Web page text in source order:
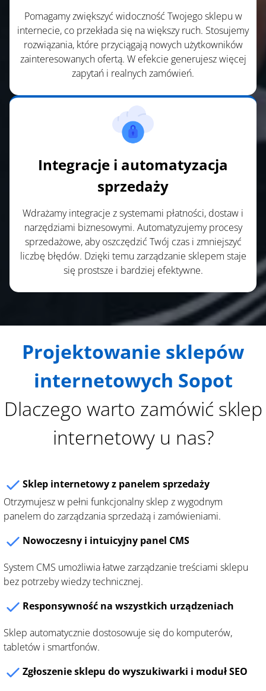
Pomagamy zwiększyć widoczność Twojego sklepu w
internecie, co przekłada się na większy ruch. Stosujemy
rozwiązania, które przyciągają nowych użytkowników
zainteresowanych ofertą. W efekcie generujesz więcej
zapytań i realnych zamówień.
Integracje i automatyzacja
sprzedaży
Wdrażamy integracje z systemami płatności, dostaw i
narzędziami biznesowymi. Automatyzujemy procesy
sprzedażowe, aby oszczędzić Twój czas i zmniejszyć
liczbę błędów. Dzięki temu zarządzanie sklepem staje
się prostsze i bardziej efektywne.
Projektowanie sklepów
internetowych Sopot
Dlaczego warto zamówić sklep
internetowy u nas?
Sklep internetowy z panelem sprzedaży
Otrzymujesz w pełni funkcjonalny sklep z wygodnym
panelem do zarządzania sprzedażą i zamówieniami.
Nowoczesny i intuicyjny panel CMS
System CMS umożliwia łatwe zarządzanie treściami sklepu
bez potrzeby wiedzy technicznej.
Responsywność na wszystkich urządzeniach
Sklep automatycznie dostosowuje się do komputerów,
tabletów i smartfonów.
Zgłoszenie sklepu do wyszukiwarki i moduł SEO